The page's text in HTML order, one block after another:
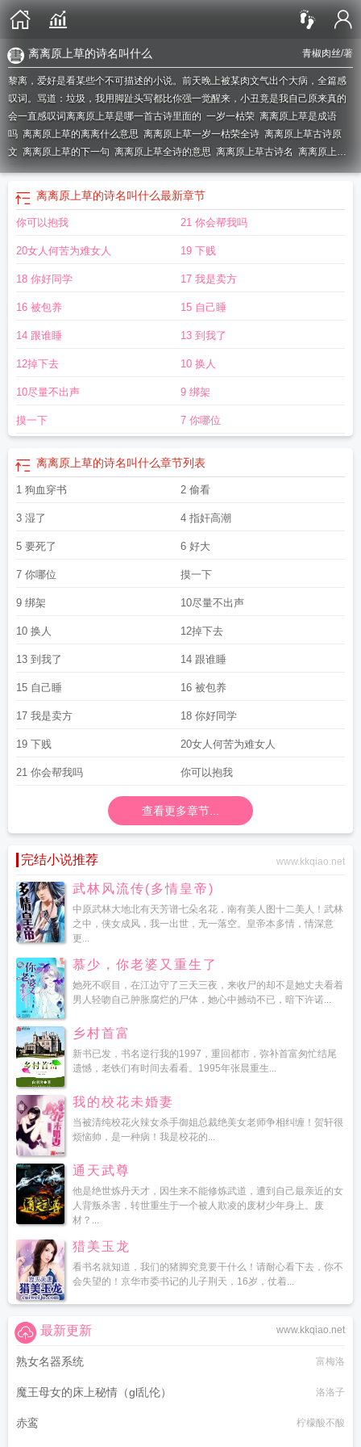
青椒肉丝/著
离离原上草的诗名叫什么
黎离，爱好是看某些个不可描述的小说。前天晚上被某肉文气出个大病，全篇感
叹词。骂道：垃圾，我用脚趾头写都比你强一觉醒来，小丑竟是我自己原来真的
会一直感叹词离离原上草是哪一首古诗里面的 一岁一枯荣 离离原上草是成语
吗 离离原上草的离离什么意思 离离原上草一岁一枯荣全诗 离离原上草古诗原
文 离离原上草的下一句 离离原上草全诗的意思 离离原上草古诗名 离离原上草
是谁的诗离离原上草描写的是什么季节离离原上草的离离离离原上草的古
离离原上草一岁一枯荣是哪首诗 一岁一枯荣的诗名叫什么
古诗
原上草全诗的诗名
一岁一枯荣是什么季节 离离原上草的作者是谁
上草的拼音一岁一枯荣的哲学道理 离离原上草是谁写的
是谁写的离离原上草的诗名叫什么 离离原上草全诗的诗名作者
征
离离原上草的诗名叫什么最新章节
你可以抱我 21 你会帮我吗
20女人何苦为难女人 19 下贱
18 你好同学 17 我是卖方
16 被包养 15 自己睡
14 跟谁睡 13 到我了
12掉下去 10 换人
10尽量不出声 9 绑架
摸一下 7 你哪位
离离原上草的诗名叫什么章节列表
1 狗血穿书 2 偷看
3 湿了 4 指奸高潮
5 要死了 6 好大
7 你哪位 摸一下
9 绑架 10尽量不出声
10 换人 12掉下去
13 到我了 14 跟谁睡
15 自己睡 16 被包养
17 我是卖方 18 你好同学
19 下贱 20女人何苦为难女人
21 你会帮我吗 你可以抱我
查看更多章节...
完结小说推荐 www.kkqiao.net
武林风流传(多情皇帝)
中原武林大地北有天芳谱七朵名花，南有美人图十二美人！武林
之中，侠女成风，我一出世，无一落空。皇帝本多情，情深意
更...
慕少，你老婆又重生了
她死不瞑目，在江边守了三天三夜，来收尸的却不是她丈夫看着
男人轻吻自己肿胀腐烂的尸体，她心中撼动不已，暗下许诺...
乡村首富
新书已发，书名逆行我的1997，重回都市，弥补首富匆忙结尾
遗憾，老铁们有时间去看看。1995年张晨重生...
我的校花未婚妻
当被清纯校花火辣女杀手御姐总裁绝美女老师争相纠缠！贺轩很
烦恼帅，是一种病！我是校花的...
通天武尊
他是绝世炼丹天才，因生来不能修炼武道，遭到自己最亲近的女
人背叛杀害，转世重生于一个被人欺凌的废材少年身上。废
材？...
猎美玉龙
看书名就知道，我们的猪脚究竟要干什么！请耐心看下去，你不
会失望的！京华市委书记的儿子荆天，16岁，仗着...
www.kkqiao.net
最新更新
熟女名器系统 富梅洛
魔王母女的床上秘情（gl乱伦） 洛洛子
赤鸾 柠檬酸不酸